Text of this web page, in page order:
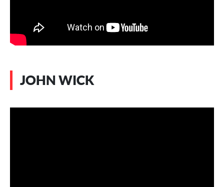
JOHN WICK